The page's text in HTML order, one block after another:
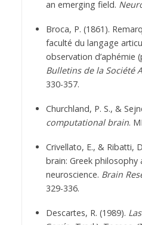
an emerging field.
Broca, P. (1861).
faculté du langage
observation d’aphémie
Bulletins de la Société
330-357.
Churchland, P. S., &
computational brain.
Crivellato, E., & Ribatti,
brain: Greek
neuroscience. Brain
329-336.
Descartes, R. (1989).